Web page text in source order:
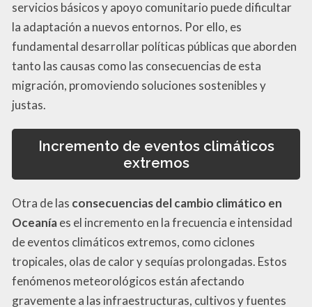
servicios básicos y apoyo comunitario puede dificultar
la adaptación a nuevos entornos. Por ello, es
fundamental desarrollar políticas públicas que aborden
tanto las causas como las consecuencias de esta
migración, promoviendo soluciones sostenibles y
justas.
Incremento de eventos climáticos
extremos
Otra de las consecuencias del cambio climático en
Oceaníaes el incremento en la frecuencia e intensidad
de eventos climáticos extremos, como ciclones
tropicales, olas de calor y sequías prolongadas. Estos
fenómenos meteorológicos están afectando
gravemente a las infraestructuras, cultivos y fuentes